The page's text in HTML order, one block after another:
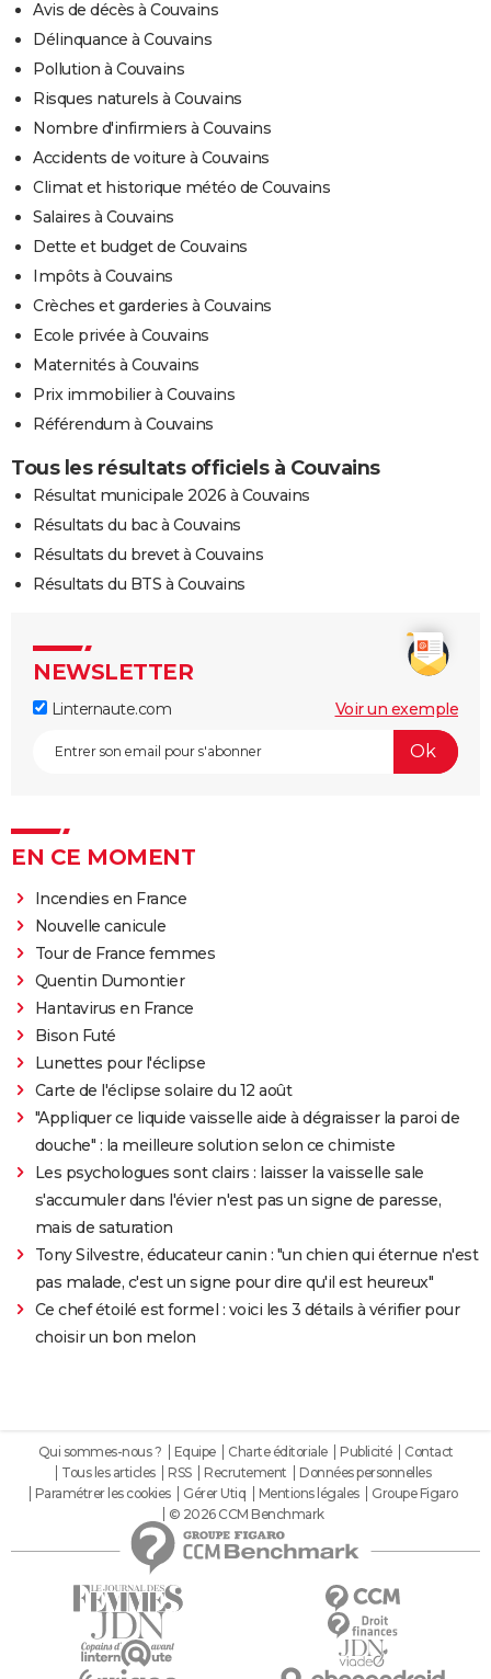
Avis de décès à Couvains
Délinquance à Couvains
Pollution à Couvains
Risques naturels à Couvains
Nombre d'infirmiers à Couvains
Accidents de voiture à Couvains
Climat et historique météo de Couvains
Salaires à Couvains
Dette et budget de Couvains
Impôts à Couvains
Crèches et garderies à Couvains
Ecole privée à Couvains
Maternités à Couvains
Prix immobilier à Couvains
Référendum à Couvains
Tous les résultats officiels à Couvains
Résultat municipale 2026 à Couvains
Résultats du bac à Couvains
Résultats du brevet à Couvains
Résultats du BTS à Couvains
NEWSLETTER
Linternaute.com Voir un exemple
EN CE MOMENT
Incendies en France
Nouvelle canicule
Tour de France femmes
Quentin Dumontier
Hantavirus en France
Bison Futé
Lunettes pour l'éclipse
Carte de l'éclipse solaire du 12 août
"Appliquer ce liquide vaisselle aide à dégraisser la paroi de
douche" : la meilleure solution selon ce chimiste
Les psychologues sont clairs : laisser la vaisselle sale
s'accumuler dans l'évier n'est pas un signe de paresse,
mais de saturation
Tony Silvestre, éducateur canin : "un chien qui éternue n'est
pas malade, c'est un signe pour dire qu'il est heureux"
Ce chef étoilé est formel : voici les 3 détails à vérifier pour
choisir un bon melon
Qui sommes-nous ? Equipe Charte éditoriale Publicité
Contact
Tous les articles
RSS Recrutement
Données personnelles
Paramétrer les cookies
Gérer Utiq Mentions légales
Groupe Figaro
© 2026 CCM Benchmark